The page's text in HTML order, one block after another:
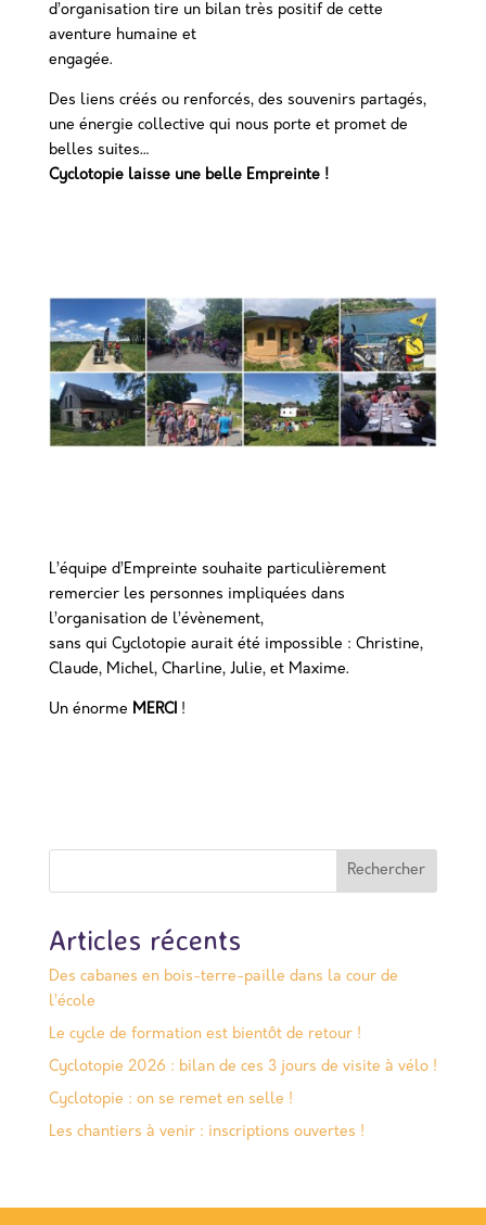
d’organisation tire un bilan très positif de cette
aventure humaine et
engagée.
Des liens créés ou renforcés, des souvenirs partagés,
une énergie collective qui nous porte et promet de
belles suites…
Cyclotopie laisse une belle Empreinte !
L’équipe d’Empreinte souhaite particulièrement
remercier les personnes impliquées dans
l’organisation de l’évènement,
sans qui Cyclotopie aurait été impossible : Christine,
Claude, Michel, Charline, Julie, et Maxime.
Un énorme MERCI!
Rechercher
Articles récents
Des cabanes en bois-terre-paille dans la cour de
l’école
Le cycle de formation est bientôt de retour !
Cyclotopie 2026 : bilan de ces 3 jours de visite à vélo !
Cyclotopie : on se remet en selle !
Les chantiers à venir : inscriptions ouvertes !